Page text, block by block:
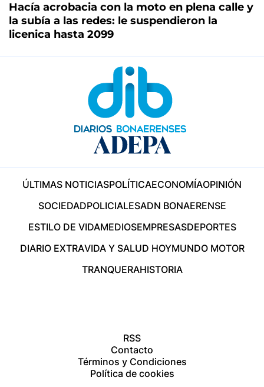
Hacía acrobacia con la moto en plena calle y
la subía a las redes: le suspendieron la
licenica hasta 2099
ÚLTIMAS NOTICIASPOLÍTICAECONOMÍAOPINIÓN
SOCIEDADPOLICIALESADN BONAERENSE
ESTILO DE VIDAMEDIOSEMPRESASDEPORTES
DIARIO EXTRAVIDA Y SALUD HOYMUNDO MOTOR
TRANQUERAHISTORIA
RSS
Contacto
Términos y Condiciones
Política de cookies